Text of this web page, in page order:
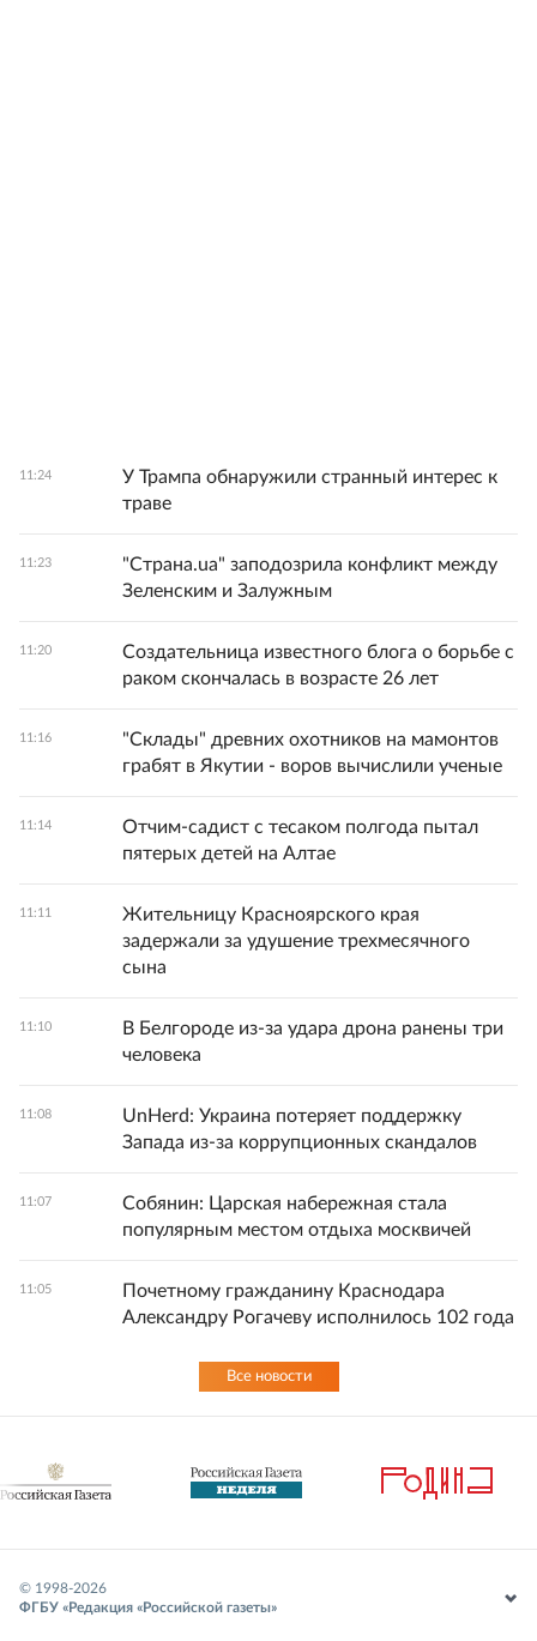
11:24
У Трампа обнаружили странный интерес к
траве
11:23
"Страна.ua" заподозрила конфликт между
Зеленским и Залужным
11:20
Создательница известного блога о борьбе с
раком скончалась в возрасте 26 лет
11:16
"Склады" древних охотников на мамонтов
грабят в Якутии - воров вычислили ученые
11:14
Отчим-садист с тесаком полгода пытал
пятерых детей на Алтае
11:11
Жительницу Красноярского края
задержали за удушение трехмесячного
сына
11:10
В Белгороде из-за удара дрона ранены три
человека
11:08
UnHerd: Украина потеряет поддержку
Запада из-за коррупционных скандалов
11:07
Собянин: Царская набережная стала
популярным местом отдыха москвичей
11:05
Почетному гражданину Краснодара
Александру Рогачеву исполнилось 102 года
Все новости
© 1998-2026
ФГБУ «Редакция «Российской газеты»